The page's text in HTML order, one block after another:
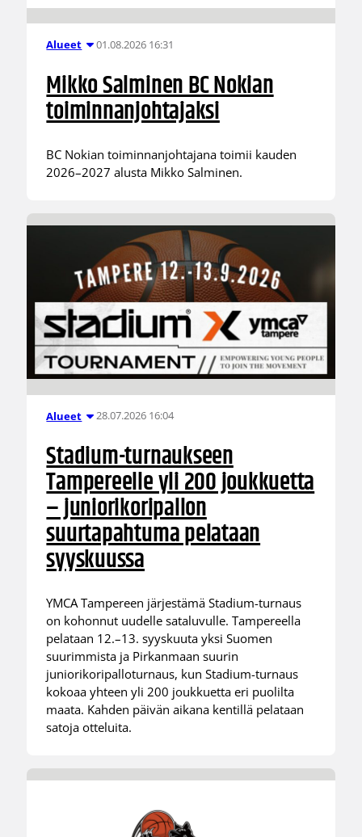
Alueet 01.08.2026 16:31
Mikko Salminen BC Nokian
toiminnanjohtajaksi
BC Nokian toiminnanjohtajana toimii kauden
2026–2027 alusta Mikko Salminen.
Alueet 28.07.2026 16:04
Stadium-turnaukseen
Tampereelle yli 200 joukkuetta
– juniorikoripallon
suurtapahtuma pelataan
syyskuussa
YMCA Tampereen järjestämä Stadium-turnaus
on kohonnut uudelle sataluvulle. Tampereella
pelataan 12.–13. syyskuuta yksi Suomen
suurimmista ja Pirkanmaan suurin
juniorikoripalloturnaus, kun Stadium-turnaus
kokoaa yhteen yli 200 joukkuetta eri puolilta
maata. Kahden päivän aikana kentillä pelataan
satoja otteluita.